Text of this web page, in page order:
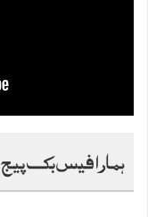
ہمارا فیس بک پیج